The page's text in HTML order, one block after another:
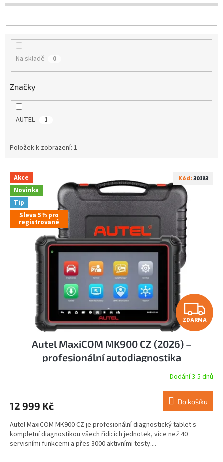
k
t
Na skladě 0
Značky
AUTEL 1
Položek k zobrazení: 1
V
p
p
Akce
Novinka
Tip
Sleva 5% pro
registrované
Z
D
R
M
A
ZDARMA
Autel MaxiCOM MK900 CZ (2026) –
profesionální autodiagnostika
Dodání 3-5 dnů
12 999 Kč Do košíku
Autel MaxiCOM MK900 CZ je profesionální diagnostický tablet s
kompletní diagnostikou všech řídicích jednotek, více než 40
servisními funkcemi a přes 3000 aktivními testy....
Kód:30183